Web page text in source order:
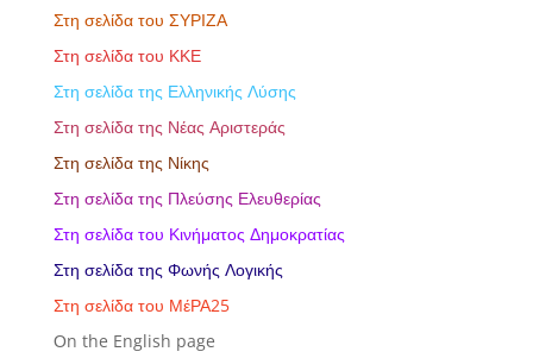
Στη σελίδα του ΣΥΡΙΖΑ
Στη σελίδα του ΚΚΕ
Στη σελίδα της Ελληνικής Λύσης
Στη σελίδα της Νέας Αριστεράς
Στη σελίδα της Νίκης
Στη σελίδα της Πλεύσης Ελευθερίας
Στη σελίδα του Κινήματος Δημοκρατίας
Στη σελίδα της Φωνής Λογικής
Στη σελίδα του ΜέΡΑ25
Οn the English page